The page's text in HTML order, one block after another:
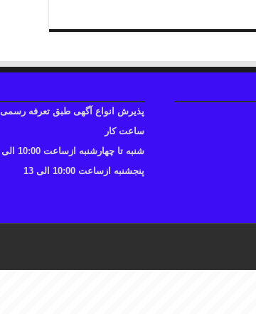
پذیرش انواع آگهی طبق تعرفه رسمی
ساعت کار
شنبه تا چهارشنبه ازساعت 10:00 الی 17
پنجشنبه ازساعت 10:00 الی 13